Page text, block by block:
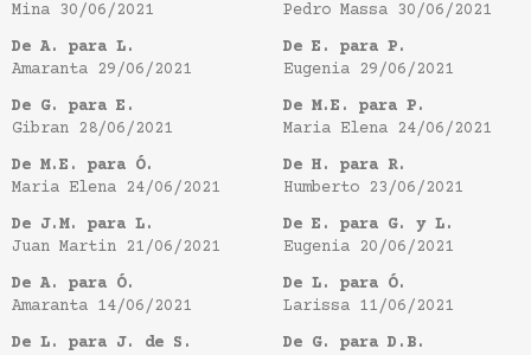
Mina 30/06/2021
Pedro Massa 30/06/2021
De A. para L.
Amaranta 29/06/2021
De E. para P.
Eugenia 29/06/2021
De G. para E.
Gibran 28/06/2021
De M.E. para P.
Maria Elena 24/06/2021
De M.E. para Ó.
Maria Elena 24/06/2021
De H. para R.
Humberto 23/06/2021
De J.M. para L.
Juan Martin 21/06/2021
De E. para G. y L.
Eugenia 20/06/2021
De A. para Ó.
Amaranta 14/06/2021
De L. para Ó.
Larissa 11/06/2021
De L. para J. de S.
De G. para D.B.